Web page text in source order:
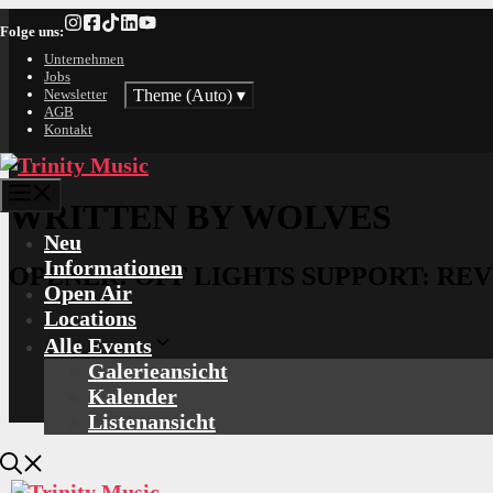
Inhalt
springen
Folge uns:
Unternehmen
Jobs
Newsletter
AGB
Kontakt
Theme (Auto) ▾
Neu
Informationen
Open Air
Locations
Alle Events
Galerieansicht
Kalender
Listenansicht
WRITTEN BY WOLVES
OPENER: OFF LIGHTS SUPPORT: